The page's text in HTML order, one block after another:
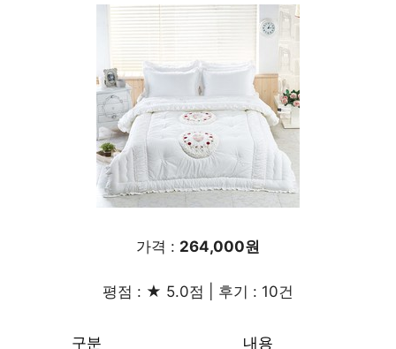
가격 : 264,000원
평점 : ★ 5.0점 | 후기 : 10건
구분 내용